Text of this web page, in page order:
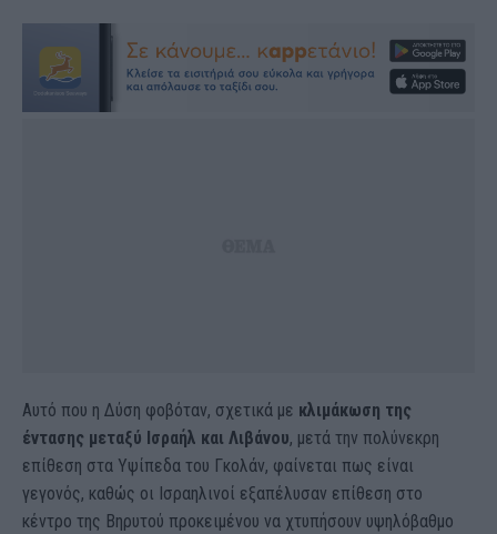
Αυτό που η Δύση φοβόταν, σχετικά με κλιμάκωση της
έντασης μεταξύ Ισραήλ και Λιβάνου, μετά την πολύνεκρη
επίθεση στα Υψίπεδα του Γκολάν, φαίνεται πως είναι
γεγονός, καθώς οι Ισραηλινοί εξαπέλυσαν επίθεση στο
κέντρο της Βηρυτού προκειμένου να χτυπήσουν υψηλόβαθμο